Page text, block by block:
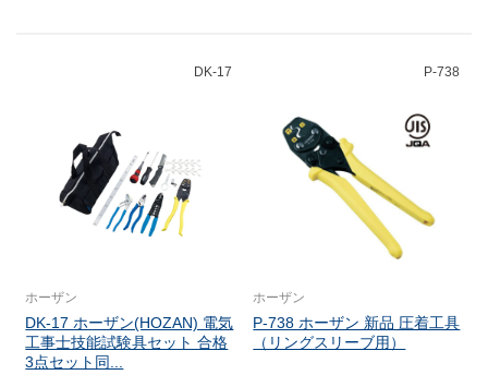
DK-17
ホーザン
DK-17 ホーザン(HOZAN) 電気
工事士技能試験具セット 合格
3点セット同...
P-738
ホーザン
P-738 ホーザン 新品 圧着工具
（リングスリーブ用）